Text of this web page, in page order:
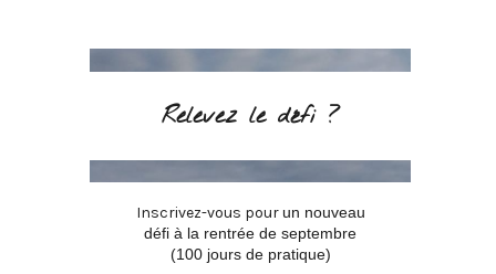
Relevez le défi ?
Inscrivez-vous pour un nouveau
défi à la rentrée de septembre
(100 jours de pratique)